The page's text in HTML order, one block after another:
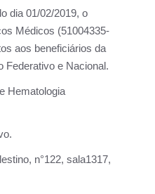
dia 01/02/2019, o
Médicos (51004335-
aos beneficiários da
Federativo e Nacional.
Hematologia
n°122, sala1317,